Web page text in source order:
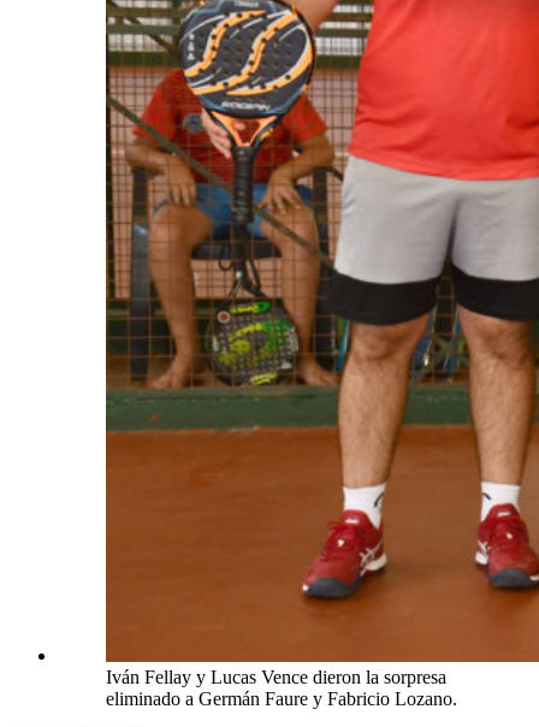
Iván Fellay y Lucas Vence dieron la sorpresa
eliminado a Germán Faure y Fabricio Lozano.